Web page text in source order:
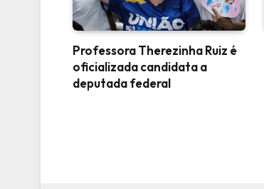
Professora Therezinha Ruiz é
oficializada candidata a
deputada federal